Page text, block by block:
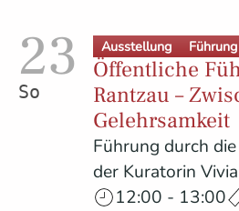
23
Sonntag
Ausstellung Führung
Öffentliche
Rantzau –
Gelehrsamkeit
Führung durch
der Kuratorin
12:00 - 13:00